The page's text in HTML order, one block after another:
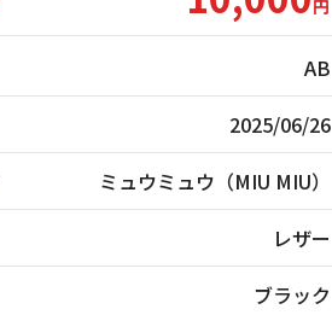
円
AB
2025/06/26
ミュウミュウ（MIU MIU）
レザー
ブラック